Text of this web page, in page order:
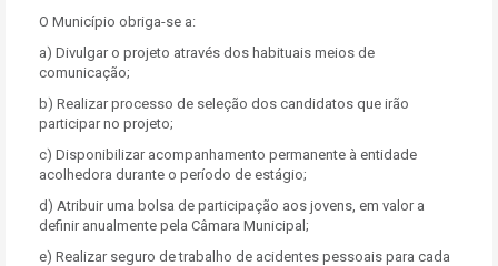
O Município obriga-se a:
a) Divulgar o projeto através dos habituais meios de
comunicação;
b) Realizar processo de seleção dos candidatos que irão
participar no projeto;
c) Disponibilizar acompanhamento permanente à entidade
acolhedora durante o período de estágio;
d) Atribuir uma bolsa de participação aos jovens, em valor a
definir anualmente pela Câmara Municipal;
e) Realizar seguro de trabalho de acidentes pessoais para cada